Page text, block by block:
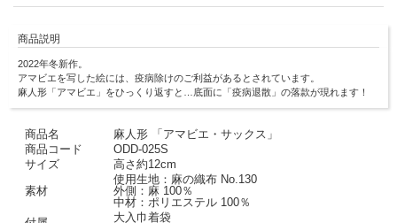
商品説明
2022年冬新作。
アマビエを写した絵には、疫病除けのご利益があるとされています。
麻人形「アマビエ」をひっくり返すと…底面に「疫病退散」の落款が現れます！
商品名
麻人形 「アマビエ・サックス」
商品コード
ODD-025S
サイズ
高さ約12cm
素材
使用生地：麻の織布 No.130
外側：麻 100％
中材：ポリエステル 100％
大入巾着袋